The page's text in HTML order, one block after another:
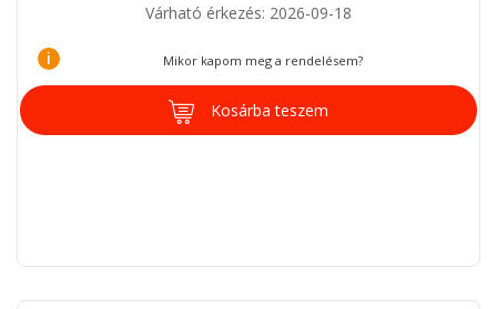
Várható érkezés: 2026-09-18
i Mikor kapom meg a rendelésem?
Kosárba teszem